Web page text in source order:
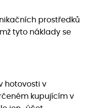
prostředků
tyto náklady se
hotovosti v
kupujícím v